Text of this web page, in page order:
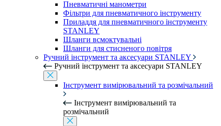
Пневматичні манометри
Фільтри для пневматичного інструменту
Приладдя для пневматичного інструменту
STANLEY
Шланги всмоктувальні
Шланги для стисненого повітря
Ручний інструмент та аксесуари STANLEY
Ручний інструмент та аксесуари STANLEY
Інструмент вимірювальний та розмічальний
Інструмент вимірювальний та
розмічальний